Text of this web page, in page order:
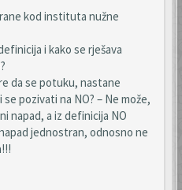
kod instituta nužne
i kako se rješava
da se potuku, nastane
pozivati na NO? – Ne može,
napad, a iz definicija NO
jednostran, odnosno ne